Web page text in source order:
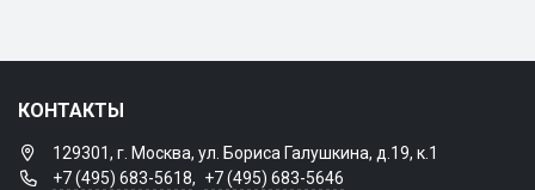
КОНТАКТЫ
129301, г. Москва, ул. Бориса Галушкина, д.19, к.1
+7 (495) 683-5618, +7 (495) 683-5646